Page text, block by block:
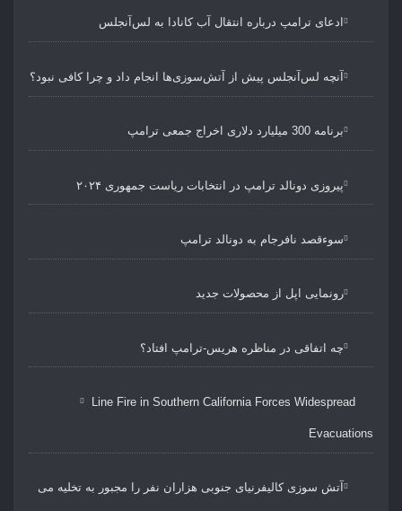
ادعای ترامپ درباره انتقال آب کانادا به لس‌آنجلس
آنچه لس‌آنجلس پیش از آتش‌سوزی‌ها انجام داد و چرا کافی نبود؟
برنامه 300 میلیارد دلاری اخراج جمعی ترامپ
پیروزی دونالد ترامپ در انتخابات ریاست جمهوری ۲۰۲۴
سوءقصد نافرجام به دونالد ترامپ
رونمایی اپل از محصولات جدید
چه اتفاقی در مناظره هریس-ترامپ افتاد؟
Line Fire in Southern California Forces Widespread
Evacuations
آتش سوزی کالیفرنیای جنوبی هزاران نفر را مجبور به تخلیه می